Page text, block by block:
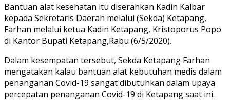
Bantuan alat kesehatan itu diserahkan Kadin Kalbar
kepada Sekretaris Daerah melalui (Sekda) Ketapang,
Farhan melalui ketua Kadin Ketapang, Kristoporus Popo
di Kantor Bupati Ketapang,Rabu (6/5/2020).
Dalam kesempatan tersebut, Sekda Ketapang Farhan
mengatakan kalau bantuan alat kebutuhan medis dalam
penanganan Covid-19 sangat dibutuhkan dalam upaya
percepatan penanganan Covid-19 di Ketapang saat ini.